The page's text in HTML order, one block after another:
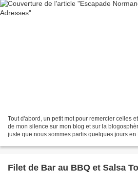
Tout d'abord, un petit mot pour remercier celles
de mon silence sur mon blog et sur la
juste que nous sommes partis quelques jours
Filet de Bar au BBQ et Salsa